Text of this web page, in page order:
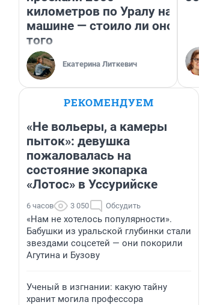
километров по Уралу на
машине — стоило ли оно
того
Екатерина Литкевич
РЕКОМЕНДУЕМ
«Не вольеры, а камеры
пыток»: девушка
пожаловалась на
состояние экопарка
«Лотос» в Уссурийске
6 часов 3 050 Обсудить
«Нам не хотелось популярности».
Бабушки из уральской глубинки стали
звездами соцсетей — они покорили
Агутина и Бузову
Ученый в изгнании: какую тайну
хранит могила профессора